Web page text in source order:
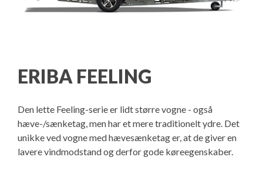
ERIBA FEELING
Den lette Feeling-serie er lidt større vogne - også
hæve-/sænketag, men har et mere traditionelt ydre. Det
unikke ved vogne med hævesænketag er, at de giver en
lavere vindmodstand og derfor gode køreegenskaber.